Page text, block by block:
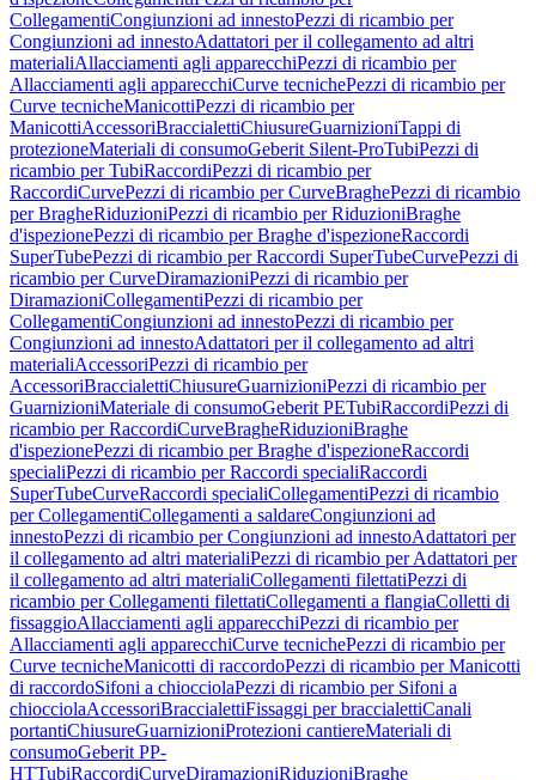
CollegamentiCongiunzioni ad innestoPezzi di ricambio per
Congiunzioni ad innestoAdattatori per il collegamento ad altri
materialiAllacciamenti agli apparecchiPezzi di ricambio per
Allacciamenti agli apparecchiCurve tecnichePezzi di ricambio per
Curve tecnicheManicottiPezzi di ricambio per
ManicottiAccessoriBraccialettiChiusureGuarnizioniTappi di
protezioneMateriali di consumoGeberit Silent-ProTubiPezzi di
ricambio per TubiRaccordiPezzi di ricambio per
RaccordiCurvePezzi di ricambio per CurveBraghePezzi di ricambio
per BragheRiduzioniPezzi di ricambio per RiduzioniBraghe
d'ispezionePezzi di ricambio per Braghe d'ispezioneRaccordi
SuperTubePezzi di ricambio per Raccordi SuperTubeCurvePezzi di
ricambio per CurveDiramazioniPezzi di ricambio per
DiramazioniCollegamentiPezzi di ricambio per
CollegamentiCongiunzioni ad innestoPezzi di ricambio per
Congiunzioni ad innestoAdattatori per il collegamento ad altri
materialiAccessoriPezzi di ricambio per
AccessoriBraccialettiChiusureGuarnizioniPezzi di ricambio per
GuarnizioniMateriale di consumoGeberit PETubiRaccordiPezzi di
ricambio per RaccordiCurveBragheRiduzioniBraghe
d'ispezionePezzi di ricambio per Braghe d'ispezioneRaccordi
specialiPezzi di ricambio per Raccordi specialiRaccordi
SuperTubeCurveRaccordi specialiCollegamentiPezzi di ricambio
per CollegamentiCollegamenti a saldareCongiunzioni ad
innestoPezzi di ricambio per Congiunzioni ad innestoAdattatori per
il collegamento ad altri materialiPezzi di ricambio per Adattatori per
il collegamento ad altri materialiCollegamenti filettatiPezzi di
ricambio per Collegamenti filettatiCollegamenti a flangiaColletti di
fissaggioAllacciamenti agli apparecchiPezzi di ricambio per
Allacciamenti agli apparecchiCurve tecnichePezzi di ricambio per
Curve tecnicheManicotti di raccordoPezzi di ricambio per Manicotti
di raccordoSifoni a chiocciolaPezzi di ricambio per Sifoni a
chiocciolaAccessoriBraccialettiFissaggi per braccialettiCanali
portantiChiusureGuarnizioniProtezioni cantiereMateriali di
consumoGeberit PP-
HTTubiRaccordiCurveDiramazioniRiduzioniBraghe